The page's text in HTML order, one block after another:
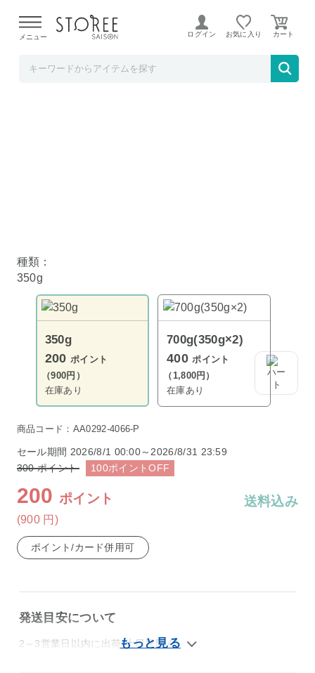
よる配送遅延が発生しております。
メニュー ログイン お気に入り
無添加 無塩 生くるみ 350g
種類：
350g
350g
200ポイント
（900円）
在庫あり
700g(350g×2)
400ポイント
（1,800円）
在庫あり
商品コード：AA0292-4066-P
セール期間 2026/8/1 00:00～2026/8/31 23:59
300ポイント 100ポイントOFF
200ポイント
(900 円 )
送料込み
ポイント/カード併用可
発送目安について
2～3営業日以内に出荷(土日祝除く)